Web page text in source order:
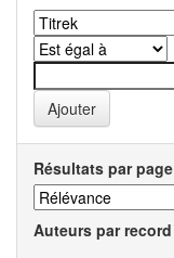
Résultats par page
Auteurs par record